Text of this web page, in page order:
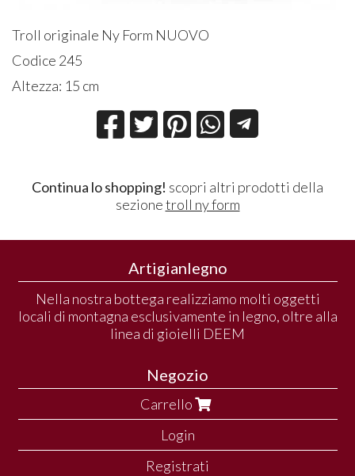
Troll originale Ny Form NUOVO
Codice 245
Altezza: 15 cm
Continua lo shopping! scopri altri prodotti della
sezionetroll ny form
Artigianlegno
Nella nostra bottega realizziamo molti oggetti
locali di montagna esclusivamente in legno, oltre alla
linea di gioielli DEEM
Negozio
Carrello
Login
Registrati